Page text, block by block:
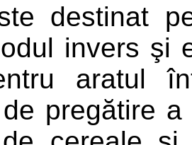
destinat
invers şi
aratul
pregătire